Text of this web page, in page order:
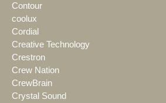
Contour
coolux
Cordial
Creative Technology
Crestron
Crew Nation
CrewBrain
Crystal Sound